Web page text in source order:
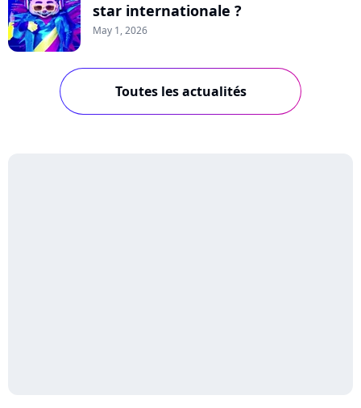
star internationale ?
May 1, 2026
Toutes les actualités